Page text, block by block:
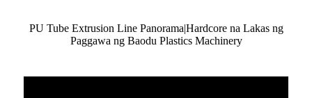
PU Tube Extrusion Line Panorama|Hardcore na Lakas ng
Paggawa ng Baodu Plastics Machinery